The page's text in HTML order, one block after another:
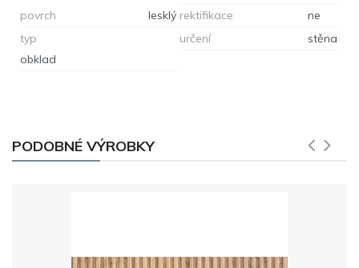
povrch
lesklý rektifikace
ne
typ
obklad
určení stěna
PODOBNÉ VÝROBKY